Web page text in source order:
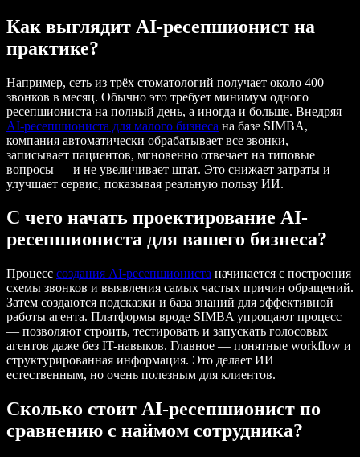
Как выглядит AI-ресепшионист на
практике?
Например, сеть из трёх стоматологий получает около 400
звонков в месяц. Обычно это требует минимум одного
ресепшиониста на полный день, а иногда и больше. Внедряя
AI-ресепшиониста для малого бизнеса на базе SIMBA,
компания автоматически обрабатывает все звонки,
записывает пациентов, мгновенно отвечает на типовые
вопросы — и не увеличивает штат. Это снижает затраты и
улучшает сервис, показывая реальную пользу ИИ.
С чего начать проектирование AI-
ресепшиониста для вашего бизнеса?
Процесс создания AI-ресепшиониста начинается с построения
схемы звонков и выявления самых частых причин обращений.
Затем создаются подсказки и база знаний для эффективной
работы агента. Платформы вроде SIMBA упрощают процесс
— позволяют строить, тестировать и запускать голосовых
агентов даже без IT-навыков. Главное — понятные workflow и
структурированная информация. Это делает ИИ
естественным, но очень полезным для клиентов.
Сколько стоит AI-ресепшионист по
сравнению с наймом сотрудника?